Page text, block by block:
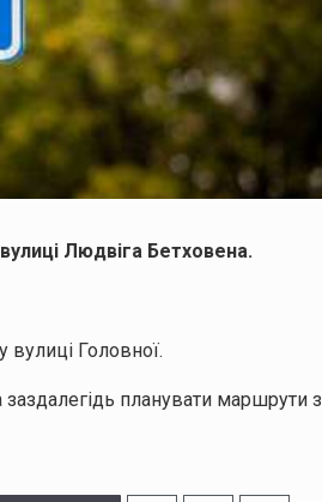
Людвіга Бетховена.
вулиці Головної.
планувати маршрути з